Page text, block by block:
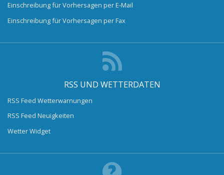
Einschreibung für Vorhersagen per E-Mail
Einschreibung für Vorhersagen per Fax
RSS UND WETTERDATEN
RSS Feed Wetterwarnungen
RSS Feed Neuigkeiten
Wetter Widget